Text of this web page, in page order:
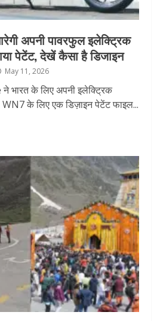
अपनी पावरफुल इलेक्ट्रिक
पेटेंट, देखें कैसा है डिजाइन
May 11, 2026
भारत के लिए अपनी इलेक्ट्रिक
के लिए एक डिज़ाइन पेटेंट फाइल...